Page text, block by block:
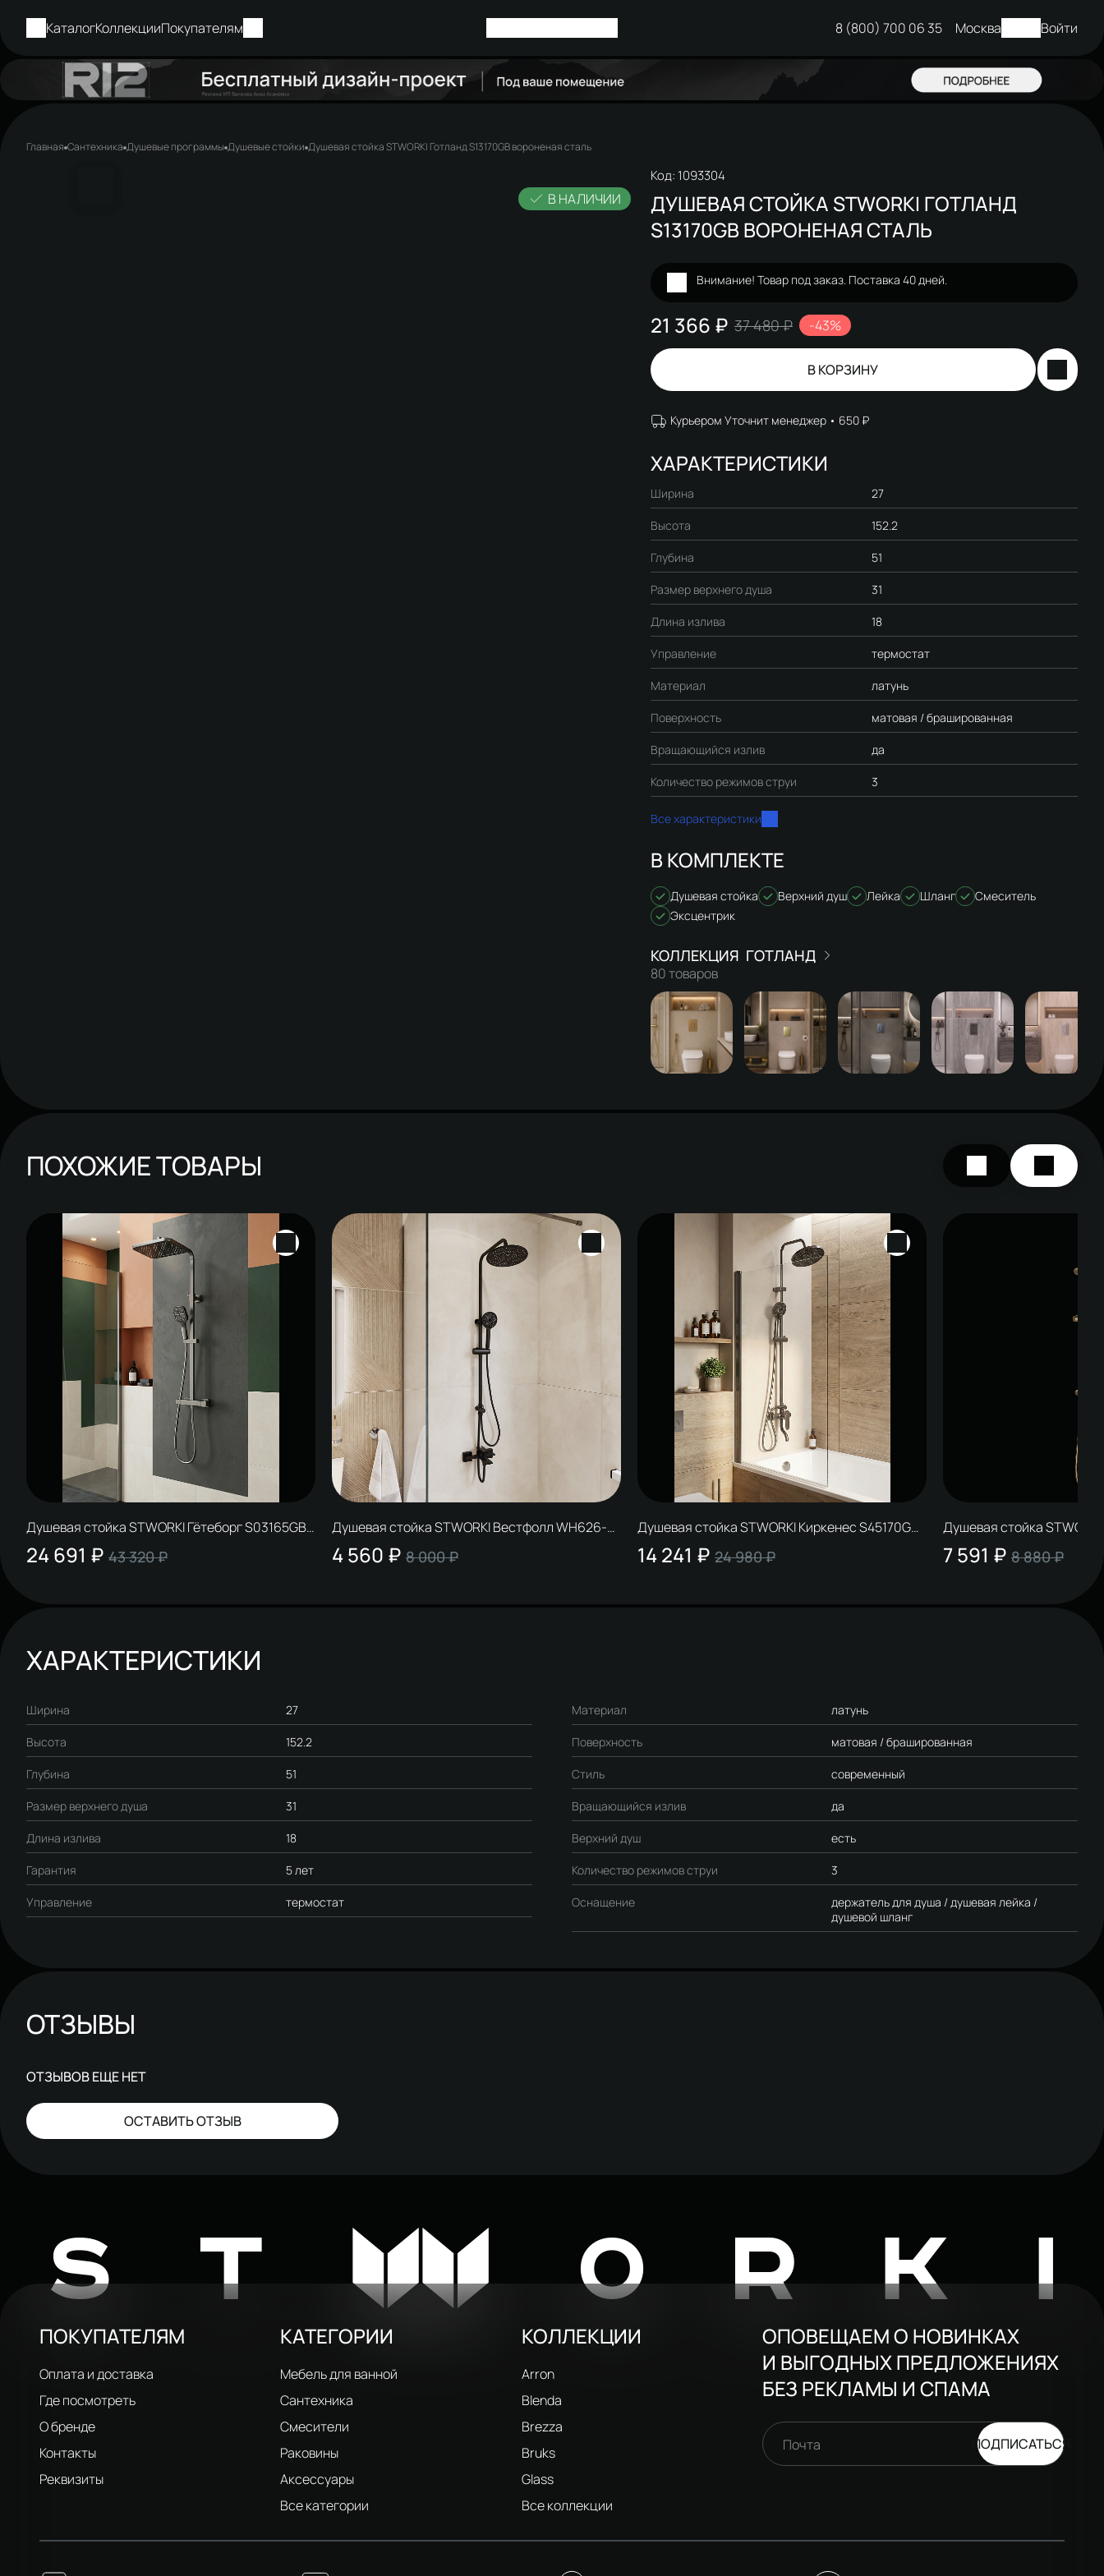
КаталогКоллекцииПокупателям 8 (800) 700 06 35 Москва Войти
Главная Сантехника Душевые программы Душевые стойки Душевая стойка STWORKI Готланд S13170GB вороненая сталь
В НАЛИЧИИ
Код: 1093304
ДУШЕВАЯ СТОЙКА STWORKI ГОТЛАНД
S13170GB ВОРОНЕНАЯ СТАЛЬ
Внимание! Товар под заказ. Поставка 40 дней.
21 366 ₽ 37 480 ₽ -43%
В КОРЗИНУ
Курьером Уточнит менеджер 650 ₽
ХАРАКТЕРИСТИКИ
Ширина 27
Высота 152.2
Глубина 51
Размер верхнего душа 31
Длина излива 18
Управление термостат
Материал латунь
Поверхность матовая / брашированная
Вращающийся излив да
Количество режимов струи 3
Все характеристики
В КОМПЛЕКТЕ
Душевая стойка Верхний душ Лейка Шланг
Смеситель
Эксцентрик
ГОТЛАНД
80 товаров
ПОХОЖИЕ ТОВАРЫ
Душевая стойка STWORKI Гётеборг S03165GB
вороненая сталь
24 691 ₽ 43 320 ₽
Душевая стойка STWORKI Вестфолл WH626-
MB черная матовая
4 560 ₽ 8 000 ₽
Душевая стойка STWORKI Киркенес S45170GB
вороненая сталь
14 241 ₽ 24 980 ₽
Душевая стойка
матовое золото
7 591 ₽ 8 880 ₽
ХАРАКТЕРИСТИКИ
Ширина 27
Высота 152.2
Глубина 51
Размер верхнего душа 31
Длина излива 18
Гарантия 5 лет
Управление термостат
Материал латунь
Поверхность матовая / брашированная
Стиль современный
Вращающийся излив да
Верхний душ есть
Количество режимов струи 3
Оснащение
держатель для душа / душевая лейка /
душевой шланг
ОТЗЫВЫ
ОТЗЫВОВ ЕЩЕ НЕТ
ОСТАВИТЬ ОТЗЫВ
STW
ПОКУПАТЕЛЯМ
Оплата и доставка
Где посмотреть
О бренде
Контакты
Реквизиты
КАТЕГОРИИ
Мебель для ванной
Сантехника
Смесители
Раковины
Аксессуары
Все категории
КОЛЛЕКЦИИ
Arron
Blenda
Brezza
Bruks
Glass
Все коллекции
ОПОВЕЩАЕМ О НОВИНКАХ
И ВЫГОДНЫХ ПРЕДЛОЖЕНИЯХ
БЕЗ РЕКЛАМЫ И СПАМА
Почта ПОДПИСАТЬСЯ